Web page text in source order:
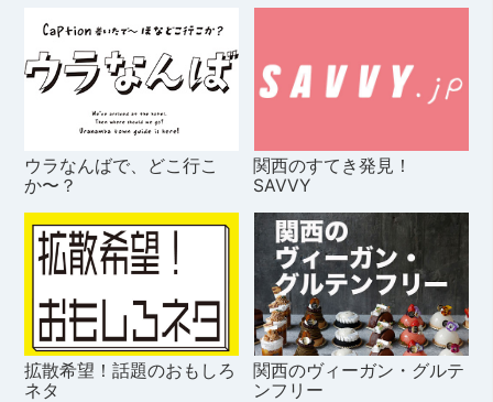
ウラなんばで、どこ行こ
か〜？
関西のすてき発見！
SAVVY
拡散希望！話題のおもしろ
ネタ
関西のヴィーガン・グルテ
ンフリー